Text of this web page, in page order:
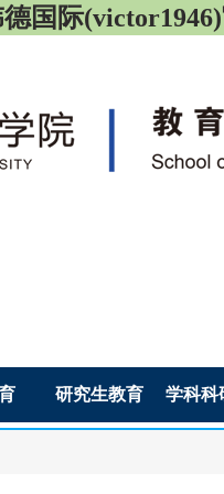
国际
研究生教育 学科科